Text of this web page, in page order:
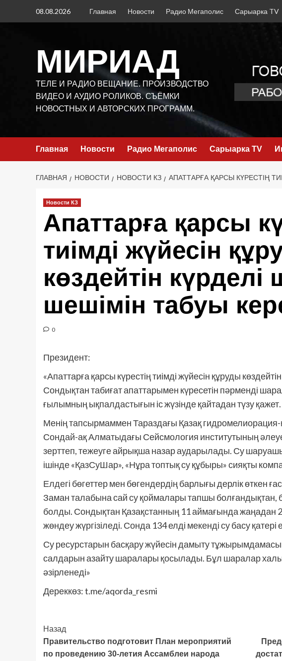
08.08.2026 Главная Новости Радио Мегаполис Сарыарка TV
МИРИАД
ТЕЛЕ И РАДИО ВЕЩАНИЕ. ПРОИЗВОДСТВО
ВИДЕО И АУДИО РОЛИКОВ. СЪЁМКИ
НОВОСТНЫХ И АВТОРСКИХ ПРОГРАММ.
Главная Новости Радио Мегаполис Сарыарка TV
ГЛАВНАЯ НОВОСТИ НОВОСТИ КЗ АПАТТАРҒА ҚАРСЫ КҮРЕСТІҢ
Новости КЗ
Апаттарға қарсы
тиімді жүйесін
көздейтін күрделі
шешімін табуы
0
Президент:
«Апаттарға қарсы күрестің тиімді жүйесін құруды
Сондықтан табиғат апаттарымен күресетін пәрменді
ғылымның ықпалдастығын іс жүзінде қайтадан түзу қажет.
Менің тапсырмаммен Тараздағы Қазақ
Сондай-ақ Алматыдағы Сейсмология институтының
зерттеп, тежеуге айрықша назар аударылады. Су
ішінде «ҚазСуШар», «Нұра топтық су құбыры» сияқты
Елдегі бөгеттер мен бөгендердің барлығы дерлік өткен
Заман талабына сай су қоймалары тапшы болғандықтан,
болды. Сондықтан Қазақстанның 11 аймағында жаңадан
жөндеу жүргізіледі. Сонда 134 елді мекенді су басу қатері
Су ресурстарын басқару жүйесін дамыту
салдарын азайту шаралары қосылады. Бұл шаралар
әзірленеді»
Дереккөз: t.me/aqorda_resmi
Post
Navigation
Назад
Правительство подготовит План мероприятий
по проведению 30-летия Ассамблеи народа